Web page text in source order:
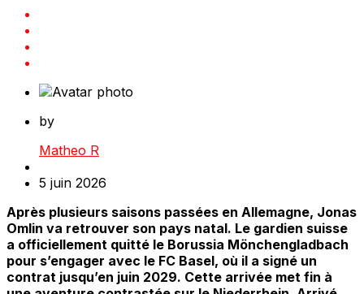
by
Matheo R
5 juin 2026
Après plusieurs saisons passées en Allemagne, Jonas
Omlin va retrouver son pays natal. Le gardien suisse
a officiellement quitté le Borussia Mönchengladbach
pour s’engager avec le FC Basel, où il a signé un
contrat jusqu’en juin 2029. Cette arrivée met fin à